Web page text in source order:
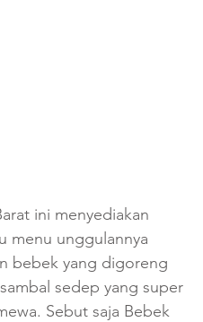
ini menyediakan
menu unggulannya
bebek yang digoreng
sedep yang super
Sebut saja Bebek